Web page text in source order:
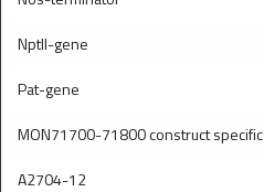
Nptll-gene
Pat-gene
MON71700-71800 construct specific
A2704-12